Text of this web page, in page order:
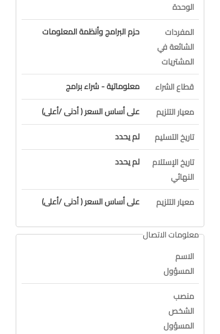
الوحدة
المفردات
الشائعة في
المشتريات
حزم البرامج وأنظمة المعلومات
قطاع الشراء
معلوماتية - شراء برامج
معيار التلزيم
على أساس السعر ( أدنى /أعلى)
تاريخ التسليم
لم يحدد
تاريخ الإستلام
النهائي
لم يحدد
معيار التلزيم على أساس السعر ( أدنى /أعلى)
معلومات الاتصال
الاسم
المسؤول
منصب
الشخص
المسؤول